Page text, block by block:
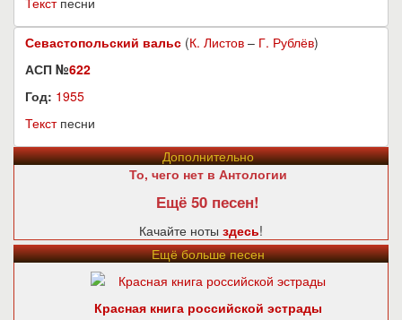
Севастопольский вальс (К. Листов – Г. Рублёв)
АСП №622
Год: 1955
Текстпесни
Дополнительно
То, чего нет в Антологии
Ещё 50 песен!
Качайте ноты здесь!
Ещё больше песен
Красная книга российской эстрады